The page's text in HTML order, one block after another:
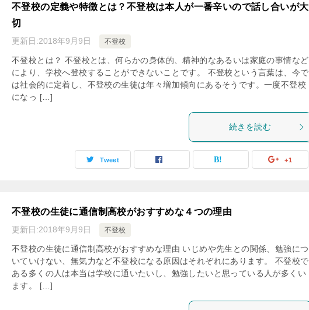
不登校の定義や特徴とは？不登校は本人が一番辛いので話し合いが大
切
更新日:2018年9月9日 不登校
不登校とは？ 不登校とは、何らかの身体的、精神的なあるいは家庭の事情など
により、学校へ登校することができないことです。 不登校という言葉は、今で
は社会的に定着し、不登校の生徒は年々増加傾向にあるそうです。一度不登校
になっ […]
続きを読む
Tweet +1
不登校の生徒に通信制高校がおすすめな４つの理由
更新日:2018年9月9日 不登校
不登校の生徒に通信制高校がおすすめな理由 いじめや先生との関係、勉強につ
いていけない、無気力など不登校になる原因はそれぞれにあります。 不登校で
ある多くの人は本当は学校に通いたいし、勉強したいと思っている人が多くい
ます。 […]